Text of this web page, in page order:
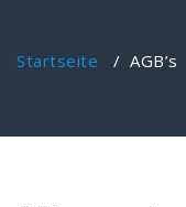
Startseite / AGB’s